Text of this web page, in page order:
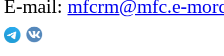
E-mail: mfcrm@mfc.e-